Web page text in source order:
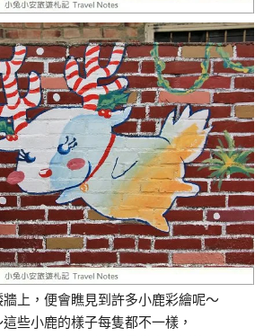
上，便會瞧見到許多小鹿彩繪呢～
些小鹿的樣子每隻都不一樣，